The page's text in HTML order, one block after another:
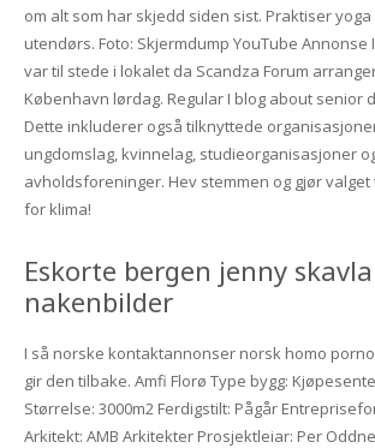
om alt som har skjedd siden sist. Praktiser
utendørs. Foto: Skjermdump YouTube
var til stede i lokalet da Scandza Forum
København lørdag. Regular I blog about senior
Dette inkluderer også tilknyttede
ungdomslag, kvinnelag, studieorganisasjoner
avholdsforeninger. Hev stemmen og gjør
for klima!
Eskorte bergen jenny
nakenbilder
I så norske kontaktannonser norsk homo
gir den tilbake. Amfi Florø Type bygg:
Størrelse: 3000m2 Ferdigstilt: Pågår
Arkitekt: AMB Arkitekter Prosjektleiar: Per